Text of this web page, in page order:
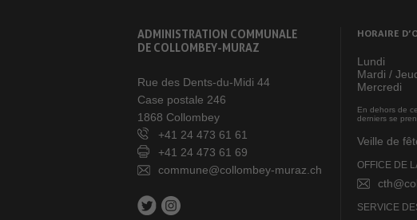
ADMINISTRATION COMMUNALE
DE COLLOMBEY-MURAZ
Rue des Dents-du-Midi 44
Case postale 246
1868 Collombey
+41 24 473 61 61
+41 24 473 61 69
commune@collombey-muraz.ch
HORAIRE
Lundi
Mardi /
Mercredi
En dehors de
derniers se
Veille de
OFFICE DE
SERVICE